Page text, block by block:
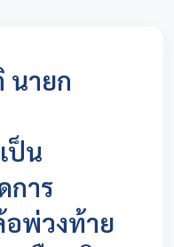
นายก
ป็น
การ
พ่วงท้าย